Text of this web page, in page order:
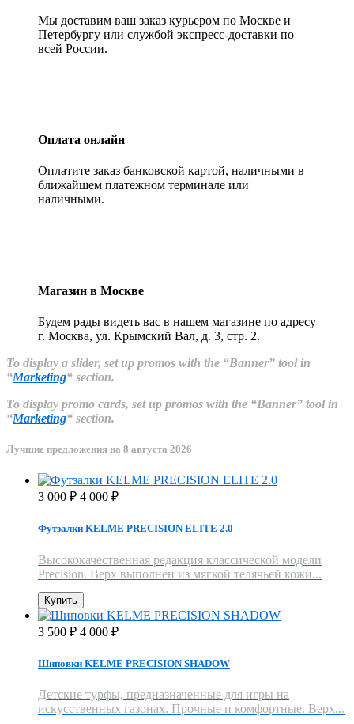
Мы доставим ваш заказ курьером по Москве и
Петербургу или службой экспресс-доставки по
всей России.
Оплата онлайн
Оплатите заказ банковской картой, наличными в
ближайшем платежном терминале или
наличными.
Магазин в Москве
Будем рады видеть вас в нашем магазине по адресу
г. Москва, ул. Крымский Вал, д. 3, стр. 2.
To display a slider, set up promos with the “Banner” tool in
“Marketing“ section.
To display promo cards, set up promos with the “Banner” tool in
“Marketing“ section.
Лучшие предложения на 8 августа 2026
3 000 ₽ 4 000 ₽
Футзалки KELME PRECISION ELITE 2.0
Высококачественная редакция классической модели
Precision. Верх выполнен из мягкой телячьей кожи...
Купить
3 500 ₽ 4 000 ₽
Шиповки KELME PRECISION SHADOW
Детские турфы, предназначенные для игры на
искусственных газонах. Прочные и комфортные. Верх...